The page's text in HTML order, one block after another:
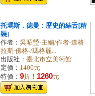
托瑪斯．德曼：歷史的結舌[精
裝]
作者： 吳昭瑩-主編/作者-道格
拉斯·佛格-/瑪格麗...
出版社： 臺北市立美術館
定價： 1400元
特價： 9折！ 1260元